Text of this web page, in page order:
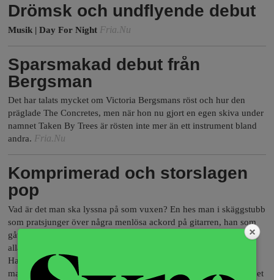
Drömsk och undflyende debut
Musik | Day For Night Fria.Nu
Sparsmakad debut från
Bergsman
Det har talats mycket om Victoria Bergsmans röst och hur den
präglade The Concretes, men när hon nu gjort en egen skiva under
namnet Taken By Trees är rösten inte mer än ett instrument bland
andra. Fria.Nu
Komprimerad och storslagen
pop
Vad är det man ska lyssna på som vuxen? En hes man i skäggstubb
som pratsjunger över några menlösa ackord på gitarren, han som
gått länge i livets hårda skola och kan sätta ord på all besvikelse,
alla törnar? Det känns som att Martin Abrahamsson och Martin
Hanberg gjort till sin livsuppgift att agera antites till den där
mannen, när de som frontfigurer (rätta mig om jag har fel) i Vapnet